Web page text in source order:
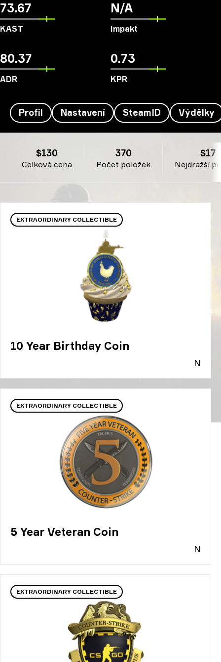
73.67
KAST
N/A
Impakt
80.37
ADR
0.73
KPR
Profil Nastavení SteamID Výdělky
Celková cena
$130
Počet položek
370
Nejdražší
$17
EXTRAORDINARY COLLECTIBLE
10 Year Birthday Coin
N
EXTRAORDINARY COLLECTIBLE
5 Year Veteran Coin
N
EXTRAORDINARY COLLECTIBLE